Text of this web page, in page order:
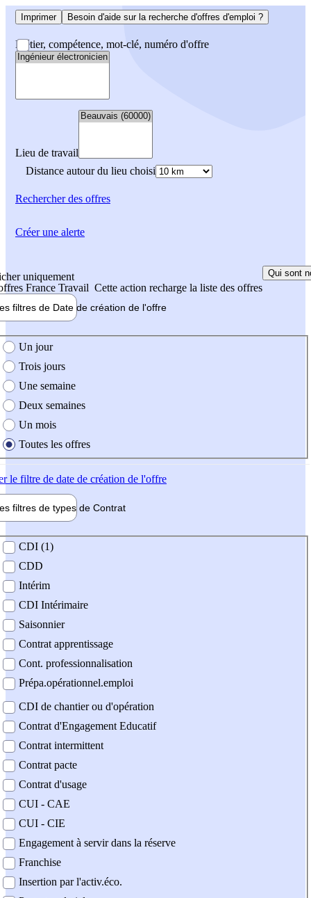
Imprimer Besoin d'aide sur la recherche d'offres d'emploi ?
Métier, compétence, mot-clé, numéro d'offre
Lieu de travail
Distance autour du lieu choisi
Rechercherdes offres
uniquement
France Travail Cette action recharge la liste des offres
Qui sont
filtres de Date de création de l'offre
création de l'offre
Un jour
Trois jours
Une semaine
Deux semaines
Un mois
Toutes les offres
le filtre de date de création de l'offre
filtres de types de Contrat
contrat
CDI (1)
CDD
Intérim
CDI Intérimaire
Saisonnier
Contrat apprentissage
Cont. professionnalisation
Prépa.opérationnel.emploi
CDI de chantier ou d'opération
Contrat d'Engagement Educatif
Contrat intermittent
Contrat pacte
Contrat d'usage
CUI - CAE
CUI - CIE
Engagement à servir dans la réserve
Franchise
Insertion par l'activ.éco.
Créer une alerte